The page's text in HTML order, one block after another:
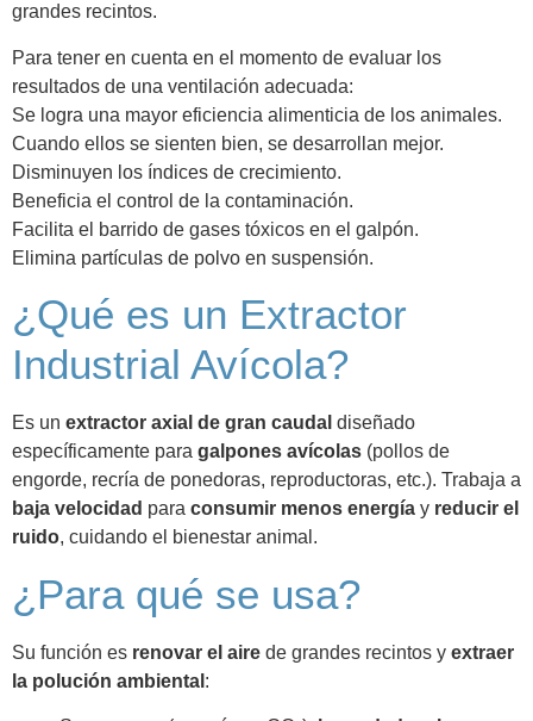
grandes recintos.
Para tener en cuenta en el momento de evaluar los
resultados de una ventilación adecuada:
Se logra una mayor eficiencia alimenticia de los animales.
Cuando ellos se sienten bien, se desarrollan mejor.
Disminuyen los índices de crecimiento.
Beneficia el control de la contaminación.
Facilita el barrido de gases tóxicos en el galpón.
Elimina partículas de polvo en suspensión.
¿Qué es un Extractor
Industrial Avícola?
Es un extractor axial de gran caudal diseñado
específicamente para galpones avícolas (pollos de
engorde, recría de ponedoras, reproductoras, etc.). Trabaja a
baja velocidad para consumir menos energía y reducir el
ruido, cuidando el bienestar animal.
¿Para qué se usa?
Su función es renovar el aire de grandes recintos y extraer
la polución ambiental :